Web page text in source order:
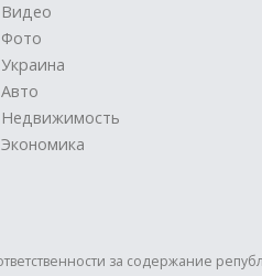
Видео
Фото
Украина
Авто
Недвижимость
Экономика
за содержание